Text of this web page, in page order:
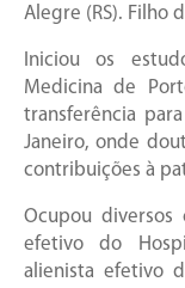
Alegre (RS). Filho
Iniciou os
Medicina de
transferência
Janeiro, onde
contribuições à
Ocupou diversos
efetivo do
alienista efetivo